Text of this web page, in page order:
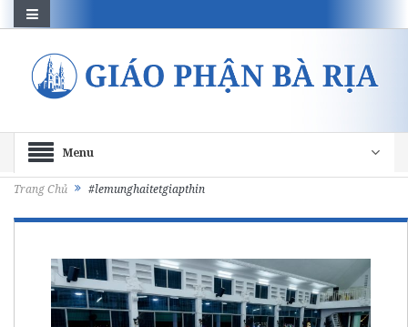
Menu
Trang Chủ #lemunghaitetgiapthin